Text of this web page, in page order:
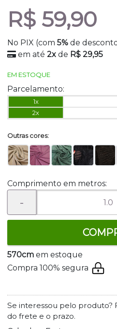
R$ 59,90
No PIX (com 5% de
em até 2x de R$ 29,95
EM ESTOQUE
Parcelamento:
1x
2x
Outras cores:
Comprimento em metros:
-
570cm em estoque
Compra 100% segura
Se interessou pelo produto?
do frete e o prazo.